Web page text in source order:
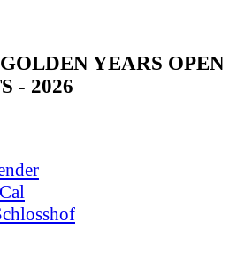
YEARS
- 2026